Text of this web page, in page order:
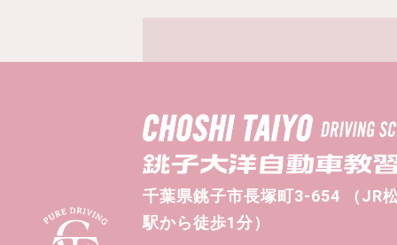
千葉県銚子市長塚町3-654 （JR
駅から徒歩1分）